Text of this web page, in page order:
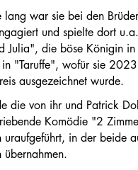
lang war sie bei den
und spielte dort
Julia", die böse Königin
in "Taruffe", wofür sie
ausgezeichnet wurde.
die von ihr und Patrick
Komödie "2
uraufgeführt, in der beide